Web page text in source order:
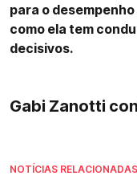
para o
como ela tem
decisivos.
Gabi Zanotti
NOTÍCIAS RELACIONADAS